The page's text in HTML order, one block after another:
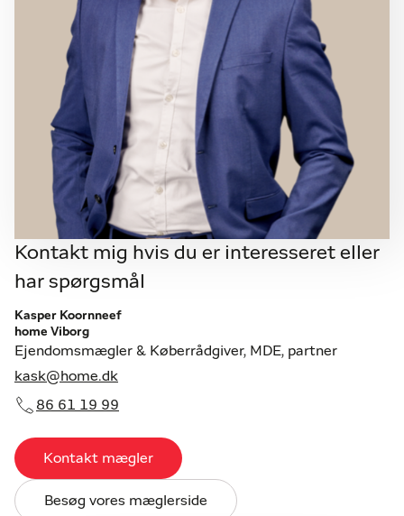
Kontakt mig hvis du er interesseret eller
har spørgsmål
Kasper Koornneef
home Viborg
Ejendomsmægler & Køberrådgiver, MDE, partner
kask@home.dk
86 61 19 99
Kontakt mægler
Besøg vores mæglerside